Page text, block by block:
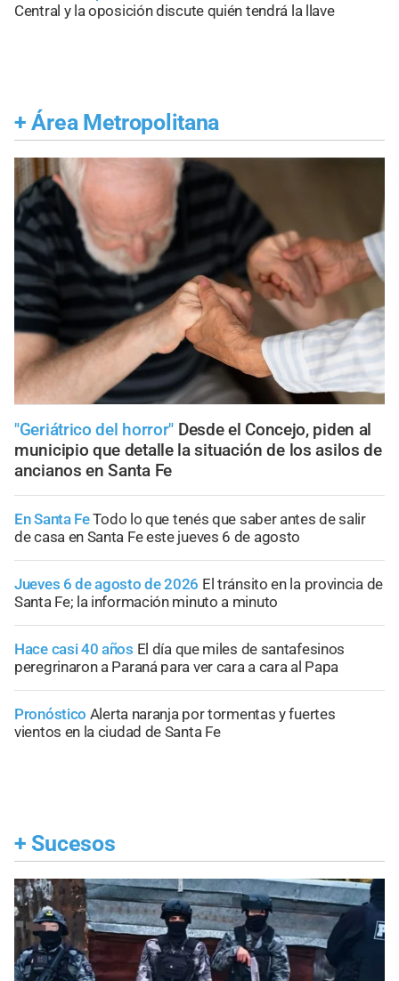
Central y la oposición discute quién tendrá la llave
+ Área Metropolitana
"Geriátrico del horror" Desde el Concejo, piden al
municipio que detalle la situación de los asilos de
ancianos en Santa Fe
En Santa FeTodo lo que tenés que saber antes de salir
de casa en Santa Fe este jueves 6 de agosto
Jueves 6 de agosto de 2026 El tránsito en la provincia de
Santa Fe; la información minuto a minuto
Hace casi 40 años El día que miles de santafesinos
peregrinaron a Paraná para ver cara a cara al Papa
Pronóstico Alerta naranja por tormentas y fuertes
vientos en la ciudad de Santa Fe
+ Sucesos